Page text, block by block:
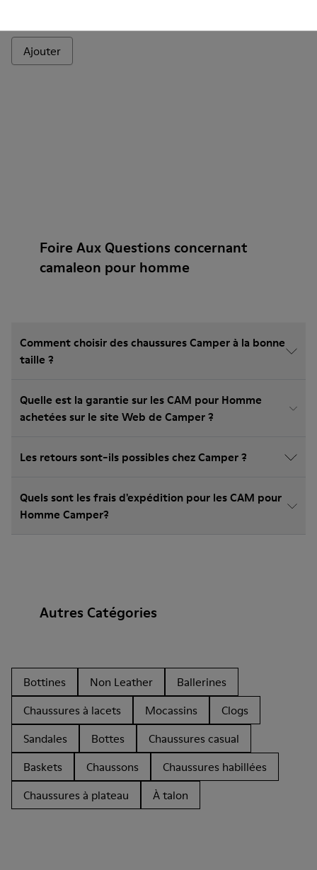
Ajouter
Foire Aux Questions concernant
camaleon pour homme
Comment choisir des chaussures Camper à la bonne
taille ?
Quelle est la garantie sur les CAM pour Homme
achetées sur le site Web de Camper ?
Les retours sont-ils possibles chez Camper ?
Quels sont les frais d'expédition pour les CAM pour
Homme Camper?
Autres Catégories
Bottines Non Leather
Ballerines
Chaussures à lacets
Mocassins
Clogs
Sandales
Bottes
Chaussures casual
Baskets
Chaussons
Chaussures habillées
Chaussures à plateau
À talon